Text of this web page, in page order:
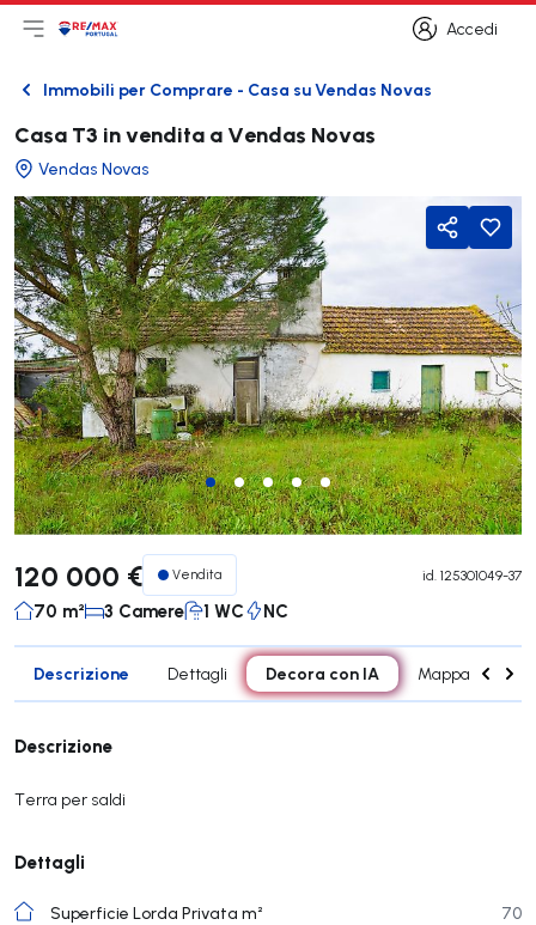
Accedi
Accedi
Apri il menu principale
LogoVai alla homepage
Indietro
Immobili per Comprare - Casa su Vendas Novas
Casa T3 in vendita a Vendas Novas
Vendas Novas
Condividi
120 000 € Vendita id. 125301049-37
70 m² 3 Camere 1 WC NC
Descrizione Dettagli Decora con IA Mappa
Descrizione
Terra per saldi
Dettagli
Superficie Lorda Privata m²
70